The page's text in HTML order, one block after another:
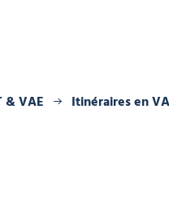
& VAE Itinéraires en